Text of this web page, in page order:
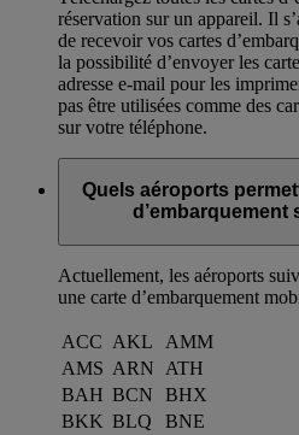
réservation sur un appareil. Il
de recevoir vos cartes
la possibilité d’envoyer les
adresse e-mail pour les
pas être utilisées comme des
sur votre téléphone.
Quels aéroports
d’embarquement
Actuellement, les aéroports
une carte d’embarquement
ACC AKL
AMM
AMS ARN
ATH
BAH BCN
BHX
BKK BLQ
BNE